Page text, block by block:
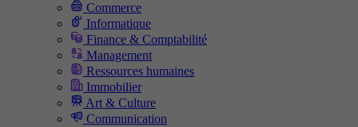
Commerce
Informatique
Finance & Comptabilité
Management
Ressources humaines
Immobilier
Art & Culture
Communication